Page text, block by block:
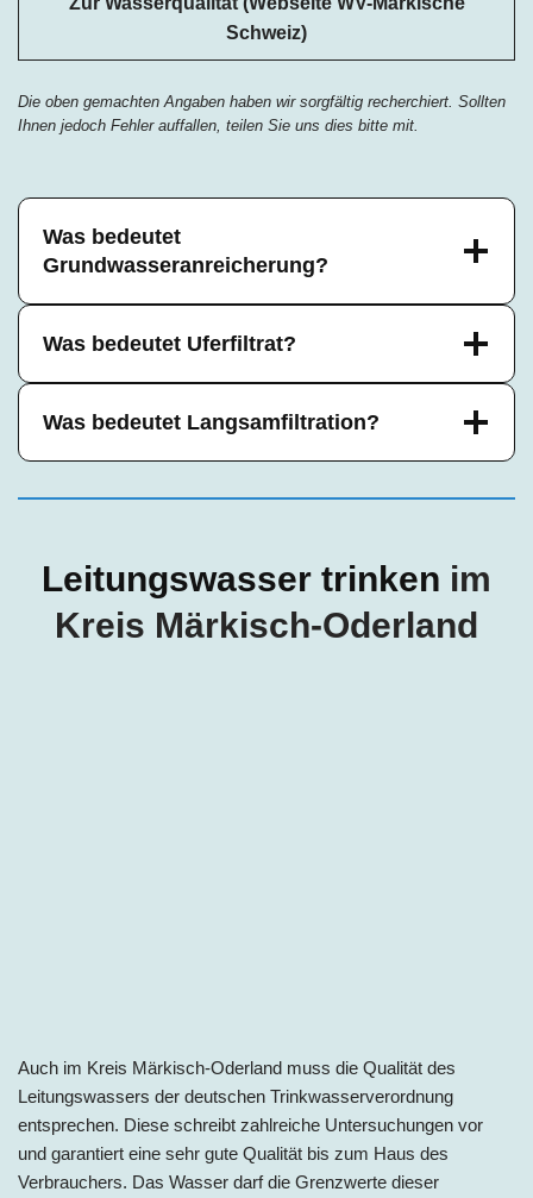
Schweiz)
Die oben gemachten Angaben haben wir sorgfältig recherchiert. Sollten
Ihnen jedoch Fehler auffallen, teilen Sie uns dies bitte mit.
Was bedeutet
Grundwasseranreicherung?
Was bedeutet Uferfiltrat?
Was bedeutet Langsamfiltration?
Leitungswasser trinken im
Kreis Märkisch-Oderland
Auch im Kreis Märkisch-Oderland muss die Qualität des
Leitungswassers der deutschen Trinkwasserverordnung
entsprechen. Diese schreibt zahlreiche Untersuchungen vor
und garantiert eine sehr gute Qualität bis zum Haus des
Verbrauchers. Das Wasser darf die Grenzwerte dieser